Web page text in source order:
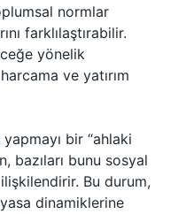
normlar
farklılaştırabilir.
yönelik
ve yatırım
bir “ahlaki
bazıları bunu sosyal
Bu durum,
dinamiklerine